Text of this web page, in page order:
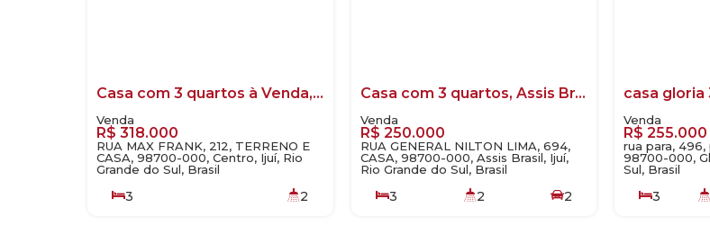
Casa com 3 quartos à Venda, Centro - Ijuí
R$ 318.000
RUA MAX FRANK, 212, TERRENO E
CASA, 98700-000, Centro, Ijuí, Rio
Grande do Sul, Brasil
3 2
Casa com 3 quartos, Assis Brasil - Ijuí
R$ 250.000
RUA GENERAL NILTON LIMA, 694,
CASA, 98700-000, Assis Brasil, Ijuí,
Rio Grande do Sul, Brasil
3 2 2
casa
R$ 255.000
rua para,
98700-000,
Sul, Brasil
3